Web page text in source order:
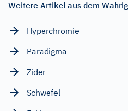
Weitere Artikel aus dem
Hyperchromie
Paradigma
Zider
Schwefel